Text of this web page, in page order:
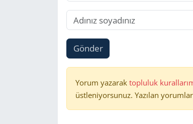
Gönder
Yorum yazarak topluluk
üstleniyorsunuz. Yazılan